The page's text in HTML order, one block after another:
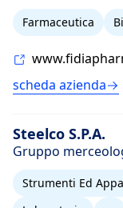
Farmaceutica
scheda azienda
Steelco S.P.A.
Gruppo
Strumenti Ed